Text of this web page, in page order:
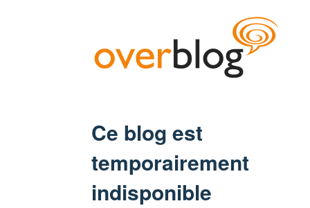
Ce blog est
temporairement
indisponible